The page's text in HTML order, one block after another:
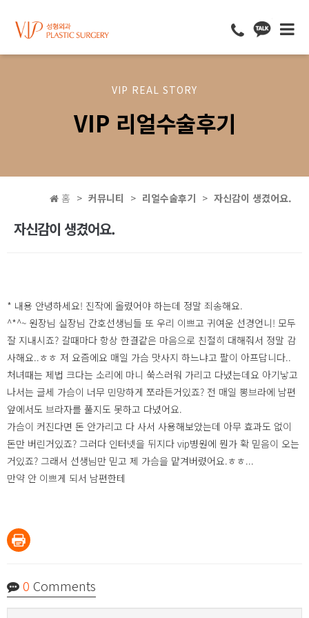
VIP REAL STORY
VIP 리얼수술후기
홈 커뮤니티 리얼수술후기 자신감이 생겼어요.
자신감이 생겼어요.
* 내용 안녕하세요! 진작에 올렸어야 하는데 정말 죄송해요.
^*^~ 원장님 실장님 간호선생님들 또 우리 이쁘고 귀여운 선경언니! 모두
잘 지내시죠? 갈때마다 항상 한결같은 마음으로 친절히 대해줘서 정말 감
사해요..ㅎㅎ 저 요즘에요 매일 가슴 맛사지 하느냐고 팔이 아프답니다..
처녀때는 제법 크다는 소리에 마니 쑥스러워 가리고 다녔는데요 아기낳고
나서는 글세 가슴이 너무 민망하게 쪼라든거있죠? 전 매일 뽕브라에 남편
앞에서도 브라자를 풀지도 못하고 다녔어요.
가슴이 커진다면 돈 안가리고 다 사서 사용해보았는데 아무 효과도 없이
돈만 버린거있죠? 그러다 인터넷을 뒤지다 vip병원에 뭔가 확 믿음이 오는
거있죠? 그래서 선생님만 믿고 제 가슴을 맡겨버렸어요.ㅎㅎ...
만약 안 이쁘게 되서 남편한테
0 Comments